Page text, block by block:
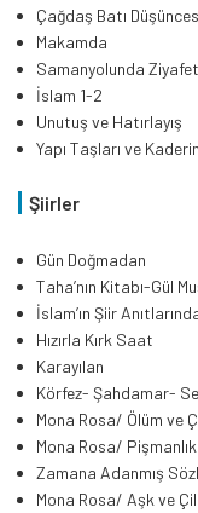
Çağdaş Batı
Makamda
Samanyolunda Ziyafet
İslam 1-2
Unutuş ve Hatırlayış
Yapı Taşları ve
Şiirler
Gün Doğmadan
Taha’nın Kitabı-Gül
İslam’ın Şiir
Hızırla Kırk Saat
Karayılan
Körfez- Şahdamar-
Mona Rosa/ Ölüm ve
Mona Rosa/
Zamana Adanmış
Mona Rosa/ Aşk ve